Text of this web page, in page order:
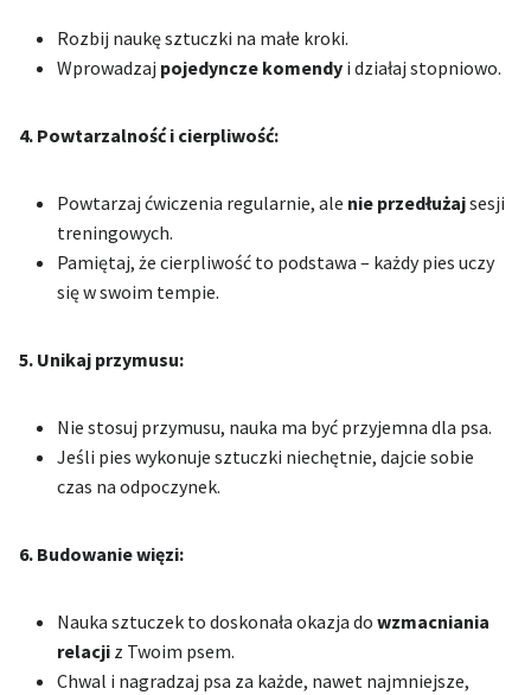
Rozbij naukę sztuczki na małe kroki.
Wprowadzaj pojedyncze komendy i działaj stopniowo.
4. Powtarzalność i cierpliwość:
Powtarzaj ćwiczenia regularnie, ale nie przedłużajsesji
treningowych.
Pamiętaj, że cierpliwość to podstawa – każdy pies uczy
się w swoim tempie.
5. Unikaj przymusu:
Nie stosuj przymusu, nauka ma być przyjemna dla psa.
Jeśli pies wykonuje sztuczki niechętnie, dajcie sobie
czas na odpoczynek.
6. Budowanie więzi:
Nauka sztuczek to doskonała okazja do wzmacniania
relacji z Twoim psem.
Chwal i nagradzaj psa za każde, nawet najmniejsze,